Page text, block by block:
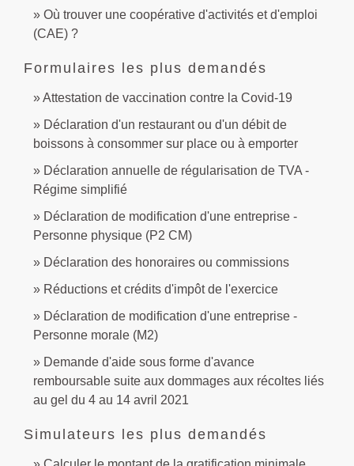
Où trouver une coopérative d'activités et d'emploi
(CAE) ?
Formulaires les plus demandés
Attestation de vaccination contre la Covid‑19
Déclaration d'un restaurant ou d'un débit de
boissons à consommer sur place ou à emporter
Déclaration annuelle de régularisation de TVA -
Régime simplifié
Déclaration de modification d'une entreprise -
Personne physique (P2 CM)
Déclaration des honoraires ou commissions
Réductions et crédits d'impôt de l'exercice
Déclaration de modification d'une entreprise -
Personne morale (M2)
Demande d'aide sous forme d'avance
remboursable suite aux dommages aux récoltes liés
au gel du 4 au 14 avril 2021
Simulateurs les plus demandés